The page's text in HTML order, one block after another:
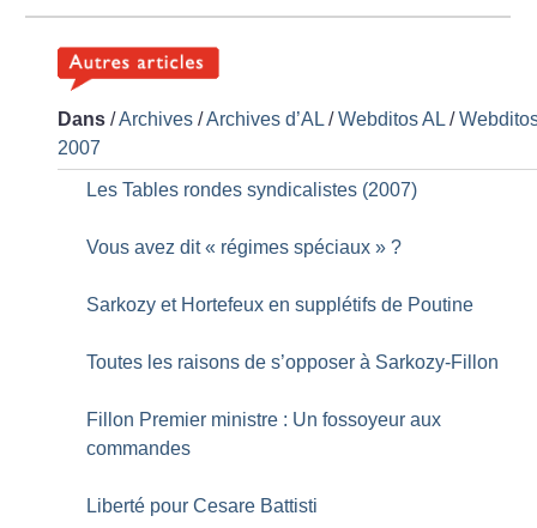
Dans /Archives /Archives d’AL /Webditos AL /
2007
Les Tables rondes syndicalistes (2007)
Vous avez dit « régimes spéciaux » ?
Sarkozy et Hortefeux en supplétifs de Poutine
Toutes les raisons de s’opposer à Sarkozy-Fillon
Fillon Premier ministre : Un fossoyeur aux
commandes
Liberté pour Cesare Battisti